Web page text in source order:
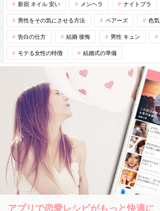
新宿 ネイル 安い メンヘラ ナイトブラ
男性をその気にさせる方法 ペアーズ 色気
告白の仕方 結婚 後悔 男性 キュン
モテる女性の特徴 結婚式の準備
アプリで恋愛レシピがもっと快適に